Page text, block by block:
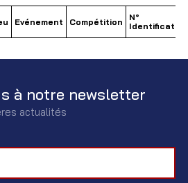
Evénement Compétition
N°
Identification
à notre newsletter
actualités